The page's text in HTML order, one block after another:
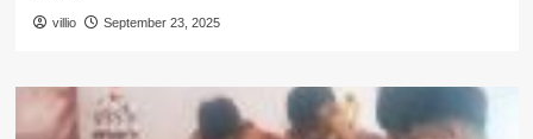
villio September 23, 2025